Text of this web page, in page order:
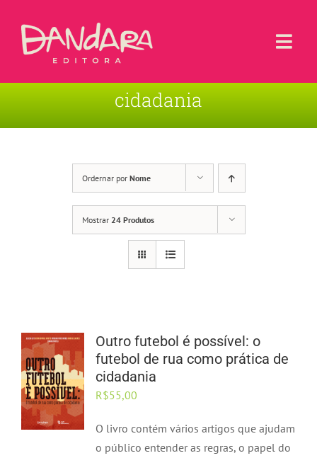
Sobre a Editora
cidadania
Ordernar por Nome
Mostrar 24 Produtos
Outro futebol é possível: o
futebol de rua como prática de
cidadania
R$55,00
O livro contém vários artigos que ajudam
o público entender as regras, o papel do